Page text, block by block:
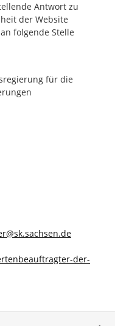
Antwort zu
der Website
folgende Stelle
für die
der-